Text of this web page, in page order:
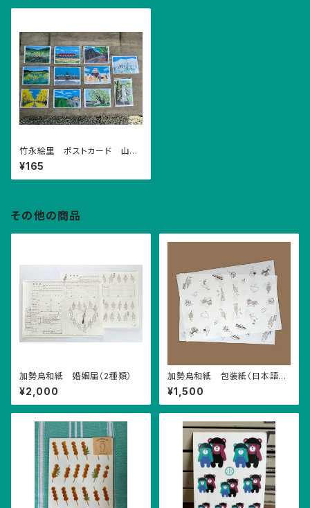
竹永絵里 ポストカード 山形
の景観
¥165
その他の商品
加勢鳥和紙 婚姻届（2種類）
¥2,000
加勢鳥和紙 包装紙（日本語、
英語）２枚組セット
¥1,500